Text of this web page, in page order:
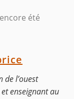
été
de l’ouest
enseignant au